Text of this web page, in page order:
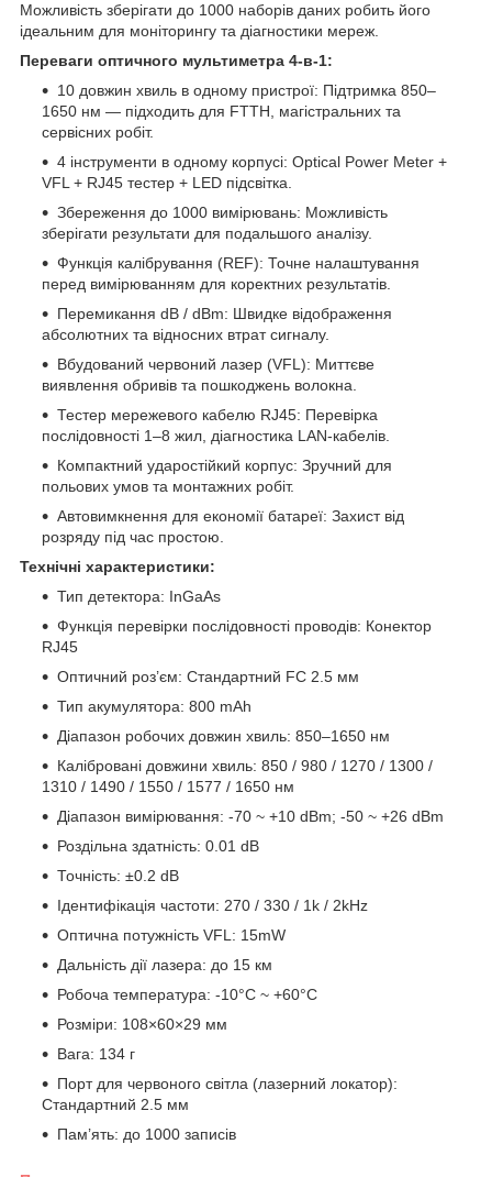
Можливість зберігати до 1000 наборів даних робить його
ідеальним для моніторингу та діагностики мереж.
Переваги оптичного мультиметра 4-в-1:
10 довжин хвиль в одному пристрої: Підтримка 850–
1650 нм — підходить для FTTH, магістральних та
сервісних робіт.
4 інструменти в одному корпусі: Optical Power Meter +
VFL + RJ45 тестер + LED підсвітка.
Збереження до 1000 вимірювань: Можливість
зберігати результати для подальшого аналізу.
Функція калібрування (REF): Точне налаштування
перед вимірюванням для коректних результатів.
Перемикання dB / dBm: Швидке відображення
абсолютних та відносних втрат сигналу.
Вбудований червоний лазер (VFL): Миттєве
виявлення обривів та пошкоджень волокна.
Тестер мережевого кабелю RJ45: Перевірка
послідовності 1–8 жил, діагностика LAN-кабелів.
Компактний ударостійкий корпус: Зручний для
польових умов та монтажних робіт.
Автовимкнення для економії батареї: Захист від
розряду під час простою.
Технічні характеристики:
Тип детектора: InGaAs
Функція перевірки послідовності проводів: Конектор
RJ45
Оптичний роз’єм: Стандартний FC 2.5 мм
Тип акумулятора: 800 mAh
Діапазон робочих довжин хвиль: 850–1650 нм
Калібровані довжини хвиль: 850 / 980 / 1270 / 1300 /
1310 / 1490 / 1550 / 1577 / 1650 нм
Діапазон вимірювання: -70 ~ +10 dBm; -50 ~ +26 dBm
Роздільна здатність: 0.01 dB
Точність: ±0.2 dB
Ідентифікація частоти: 270 / 330 / 1k / 2kHz
Оптична потужність VFL: 15mW
Дальність дії лазера: до 15 км
Робоча температура: -10°C ~ +60°C
Розміри: 108×60×29 мм
Вага: 134 г
Порт для червоного світла (лазерний локатор):
Стандартний 2.5 мм
Пам’ять: до 1000 записів